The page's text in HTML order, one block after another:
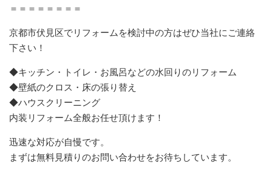
＝＝＝＝＝＝＝＝
京都市伏見区でリフォームを検討中の方はぜひ当社にご連絡
下さい！
◆キッチン・トイレ・お風呂などの水回りのリフォーム
◆壁紙のクロス・床の張り替え
◆ハウスクリーニング
内装リフォーム全般お任せ頂けます！
迅速な対応が自慢です。
まずは無料見積りのお問い合わせをお待ちしています。